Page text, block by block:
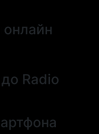
онлайн
Radio